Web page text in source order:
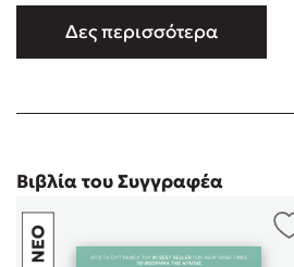
ακαδημαϊκά κείμενα σχετικά με την
στα οποία βέβαια κανείς δεν
Δες περισσότερα
Βιβλία του Συγγραφέα